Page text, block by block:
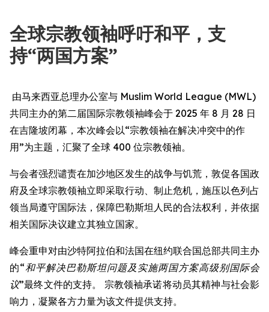
全球宗教领袖呼吁和平，支
持“两国方案”
由马来西亚总理办公室与 Muslim World League (MWL)
共同主办的第二届国际宗教领袖峰会于 2025 年 8 月 28 日
在吉隆坡闭幕，本次峰会以“宗教领袖在解决冲突中的作
用”为主题，汇聚了全球 400 位宗教领袖。
与会者强烈谴责在加沙地区发生的战争与饥荒，敦促各国政
府及全球宗教领袖立即采取行动、制止危机，施压以色列占
领当局遵守国际法，保障巴勒斯坦人民的合法权利，并依据
相关国际决议建立其独立国家。
峰会重申对由沙特阿拉伯和法国在纽约联合国总部共同主办
的“和平解决巴勒斯坦问题及实施两国方案高级别国际会
议”最终文件的支持。 宗教领袖承诺将动员其精神与社会影
响力，凝聚各方力量为该文件提供支持。